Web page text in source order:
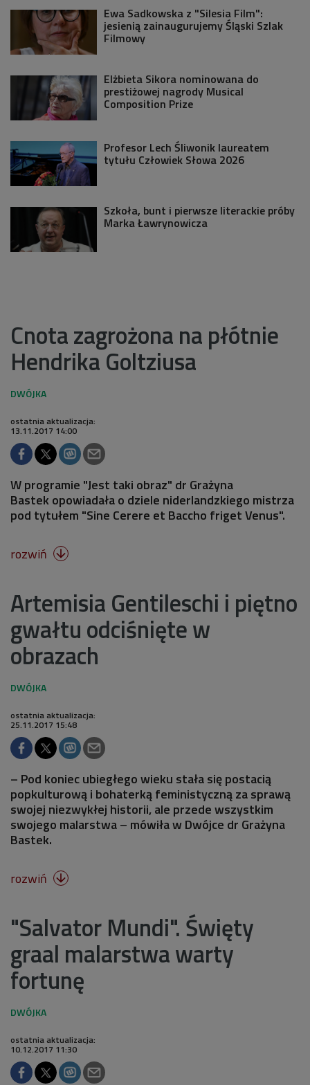
Ewa Sadkowska z "Silesia Film":
jesienią zainaugurujemy Śląski Szlak
Filmowy
Elżbieta Sikora nominowana do
prestiżowej nagrody Musical
Composition Prize
Profesor Lech Śliwonik laureatem
tytułu Człowiek Słowa 2026
Szkoła, bunt i pierwsze literackie próby
Marka Ławrynowicza
Cnota zagrożona na płótnie
Hendrika Goltziusa
ostatnia aktualizacja:
13.11.2017 14:00
W programie "Jest taki obraz" dr Grażyna
Bastek opowiadała o dziele niderlandzkiego mistrza
pod tytułem "Sine Cerere et Baccho friget Venus".
rozwiń 
Artemisia Gentileschi i piętno
gwałtu odciśnięte w
obrazach
ostatnia aktualizacja:
25.11.2017 15:48
– Pod koniec ubiegłego wieku stała się postacią
popkulturową i bohaterką feministyczną za sprawą
swojej niezwykłej historii, ale przede wszystkim
swojego malarstwa – mówiła w Dwójce dr Grażyna
Bastek.
rozwiń 
"Salvator Mundi". Święty
graal malarstwa warty
fortunę
ostatnia aktualizacja:
10.12.2017 11:30